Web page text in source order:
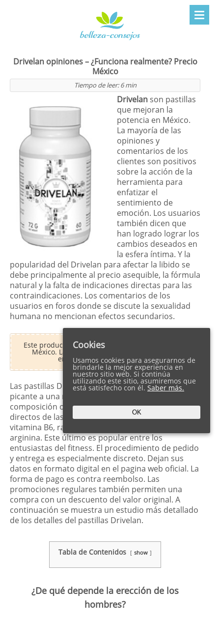
Drivelan opiniones – ¿Funciona realmente? Precio
México
Tiempo de leer:6 min
Drivelan son pastillas
que mejoran la
potencia en México.
La mayoría de las
opiniones y
comentarios de los
clientes son positivos
sobre la acción de la
herramienta para
enfatizar el
sentimiento de
emoción. Los usuarios
también dicen que
han logrado lograr los
cambios deseados en
la esfera íntima. Y la
popularidad del Drivelan para afectar la libido se
debe principalmente al precio asequible, la fórmula
natural y la falta de indicaciones directas para las
contraindicaciones. Los comentarios de los
usuarios en foros donde se discute la sexualidad
humana no mencionan efectos secundarios.
Este producto está agotado y no se vende más en
México. La mejor alternativa para una fuerte
erección y libido esAlfaman.
Las pastillas Drivelan para agregar una nota
picante a una relación romántica deben incluir una
composición orgánica. Consiste en extractos
directos de las plantas Muira puama, magnesio,
vitamina B6, raíz de Maca y el aminoácido L-
arginina. Este último es popular entre los
entusiastas del fitness. El procedimiento de pedido
y entrega es especialmente discreto. Dejan sus
datos en formato digital en el pagina web oficial. La
forma de pago es contra reembolso. Las
promociones regulares también permiten una
compra con un descuento del valor original. A
continuación se muestra un estudio más detallado
de los detalles del pastillas Drivelan.
Tabla de Contenidos show
¿De qué depende la erección de los
hombres?
Cookies
Usamos cookies para asegurarnos de
brindarle la mejor experiencia en
nuestro sitio web. Si continúa
utilizando este sitio, asumiremos que
está satisfecho con él. Saber más.
OK